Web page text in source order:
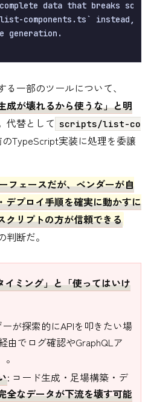
data that breaks
components.ts` instead,
generation.
一部のツールについて、
成が壊れるから使うな」と明
代替として scripts/list-co
のTypeScript実装に処理を委譲
フェースだが、ベンダーが自
デプロイ手順を確実に動かすに
クリプトの方が信頼できる
断だ。
イミング」と「使ってはいけ
が探索的にAPIを叩きたい場
由でログ確認やGraphQLア
: コード生成・足場構築・デ
全なデータが下流を壊す可能